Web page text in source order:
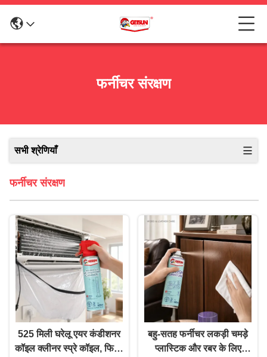
फर्नीचर संरक्षण
सभी श्रेणियाँ
फर्नीचर संरक्षण
525 मिली घरेलू एयर कंडीशनर
कॉइल क्लीनर स्प्रे कॉइल, फिन्स
बहु-सतह फर्नीचर लकड़ी चमड़े
प्लास्टिक और रबर के लिए